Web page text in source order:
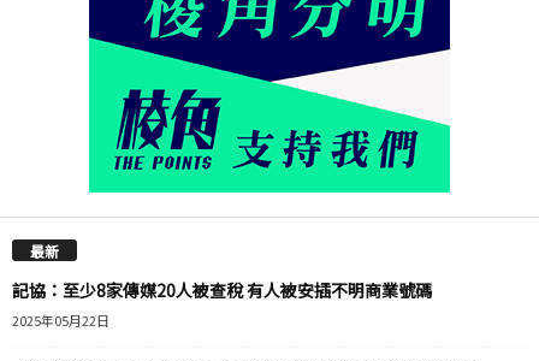
最新
記協：至少8家傳媒20人被查稅 有人被安插不明商業號碼
2025年05月22日